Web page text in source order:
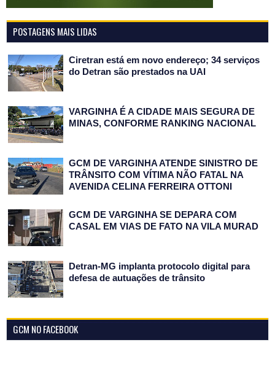
POSTAGENS MAIS LIDAS
Ciretran está em novo endereço; 34 serviços
do Detran são prestados na UAI
VARGINHA É A CIDADE MAIS SEGURA DE
MINAS, CONFORME RANKING NACIONAL
GCM DE VARGINHA ATENDE SINISTRO DE
TRÂNSITO COM VÍTIMA NÃO FATAL NA
AVENIDA CELINA FERREIRA OTTONI
GCM DE VARGINHA SE DEPARA COM
CASAL EM VIAS DE FATO NA VILA MURAD
Detran-MG implanta protocolo digital para
defesa de autuações de trânsito
GCM NO FACEBOOK